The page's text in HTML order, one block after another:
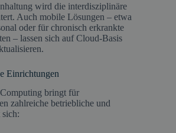
wird die interdisziplinäre
Auch mobile Lösungen – etwa
oder für chronisch erkrankte
– lassen sich auf Cloud-Basis
Einrichtungen
bringt für
zahlreiche betriebliche und
sich: